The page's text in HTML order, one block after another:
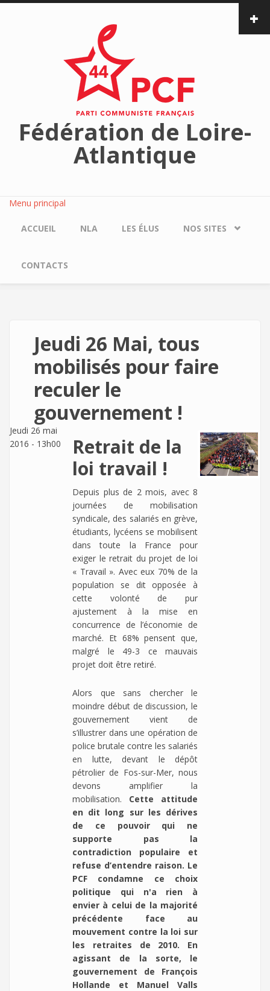
Aller au contenu principal
Fédération de Loire-
Atlantique
Menu principal
ACCUEIL NLA LES ÉLUS NOS SITES
CONTACTS
Jeudi 26 Mai, tous
mobilisés pour faire
reculer le
gouvernement !
Jeudi 26 mai
2016 - 13h00
Retrait de la
loi travail !
Depuis plus de 2 mois, avec 8
journées de mobilisation
syndicale, des salariés en grève,
étudiants, lycéens se mobilisent
dans toute la France pour
exiger le retrait du projet de loi
« Travail ». Avec eux 70% de la
population se dit opposée à
cette volonté de pur
ajustement à la mise en
concurrence de l’économie de
marché. Et 68% pensent que,
malgré le 49-3 ce mauvais
projet doit être retiré.
Alors que sans chercher le
moindre début de discussion, le
gouvernement vient de
s’illustrer dans une opération de
police brutale contre les salariés
en lutte, devant le dépôt
pétrolier de Fos-sur-Mer, nous
devons amplifier la
mobilisation. Cette attitude
en dit long sur les dérives
de ce pouvoir qui ne
supporte pas la
contradiction populaire et
refuse d’entendre raison. Le
PCF condamne ce choix
politique qui n'a rien à
envier à celui de la majorité
précédente face au
mouvement contre la loi sur
les retraites de 2010. En
agissant de la sorte, le
gouvernement de François
Hollande et Manuel Valls